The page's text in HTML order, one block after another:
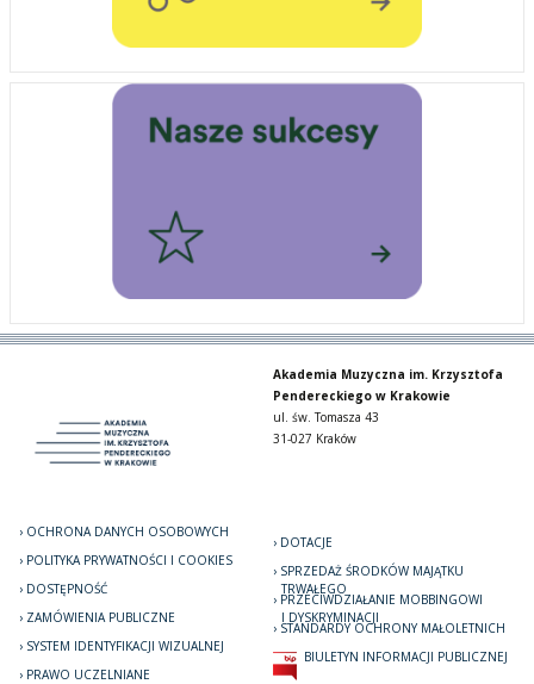
Akademia Muzyczna im. Krzysztofa
Pendereckiego w Krakowie
ul. św. Tomasza 43
31-027 Kraków
OCHRONA DANYCH OSOBOWYCH
POLITYKA PRYWATNOŚCI I COOKIES
DOSTĘPNOŚĆ
ZAMÓWIENIA PUBLICZNE
SYSTEM IDENTYFIKACJI WIZUALNEJ
PRAWO UCZELNIANE
DOTACJE
SPRZEDAŻ ŚRODKÓW MAJĄTKU
TRWAŁEGO
PRZECIWDZIAŁANIE MOBBINGOWI
I DYSKRYMINACJI
STANDARDY OCHRONY MAŁOLETNICH
BIULETYN INFORMACJI PUBLICZNEJ